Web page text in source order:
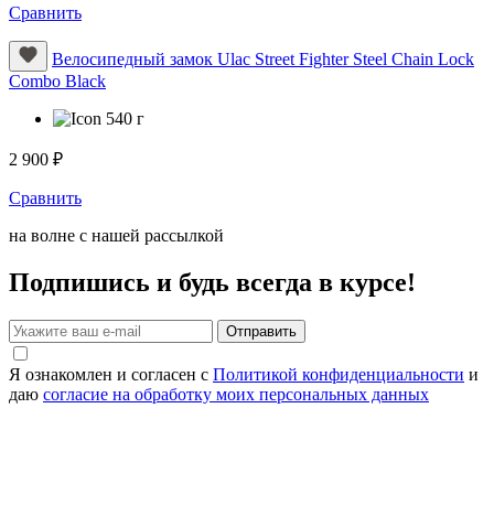
Сравнить
Велосипедный замок Ulac Street Fighter Steel Chain Lock
Combo Black
540 г
2 900 ₽
Сравнить
на волне с нашей рассылкой
Подпишись и будь всегда в курсе!
Отправить
Я ознакомлен и согласен с Политикой конфиденциальности и
даю согласие на обработку моих персональных данных